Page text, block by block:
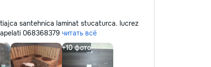
santehnica laminat stucaturca. lucrez
068368379 читать всё